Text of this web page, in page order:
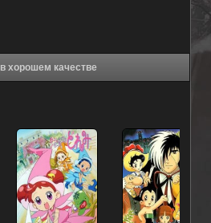
Аниме Невезучая ведьма Дореми [ТВ-2] (2000) в хорошем качестве